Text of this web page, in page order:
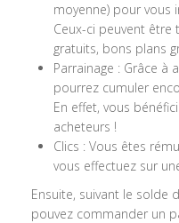
moyenne) pour vous
Ceux-ci peuvent être
gratuits, bons plans
Parrainage : Grâce à
pourrez cumuler
En effet, vous
acheteurs !
Clics : Vous êtes
vous effectuez sur
Ensuite, suivant le solde
pouvez commander un